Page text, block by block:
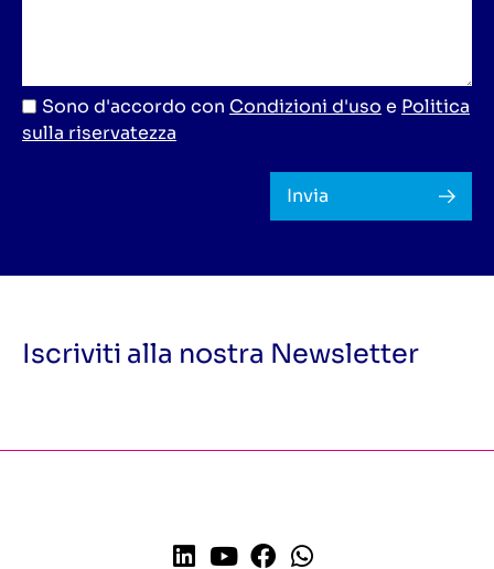
Sono d'accordo con Condizioni d'uso e Politica
sulla riservatezza
Invia
Iscriviti alla nostra Newsletter